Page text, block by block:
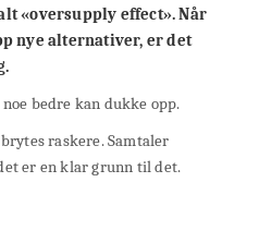
«oversupply effect». Når
nye alternativer, er det
bedre kan dukke opp.
raskere. Samtaler
er en klar grunn til det.